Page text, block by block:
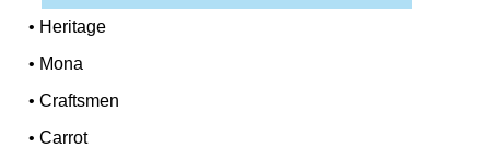
• Heritage
• Mona
•Craftsmen
•Carrot